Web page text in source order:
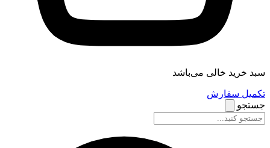
سبد خرید خالی می‌باشد
تکمیل سفارش
جستجو